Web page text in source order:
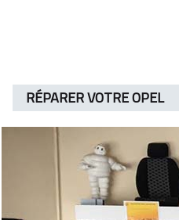
RÉPARER VOTRE OPEL